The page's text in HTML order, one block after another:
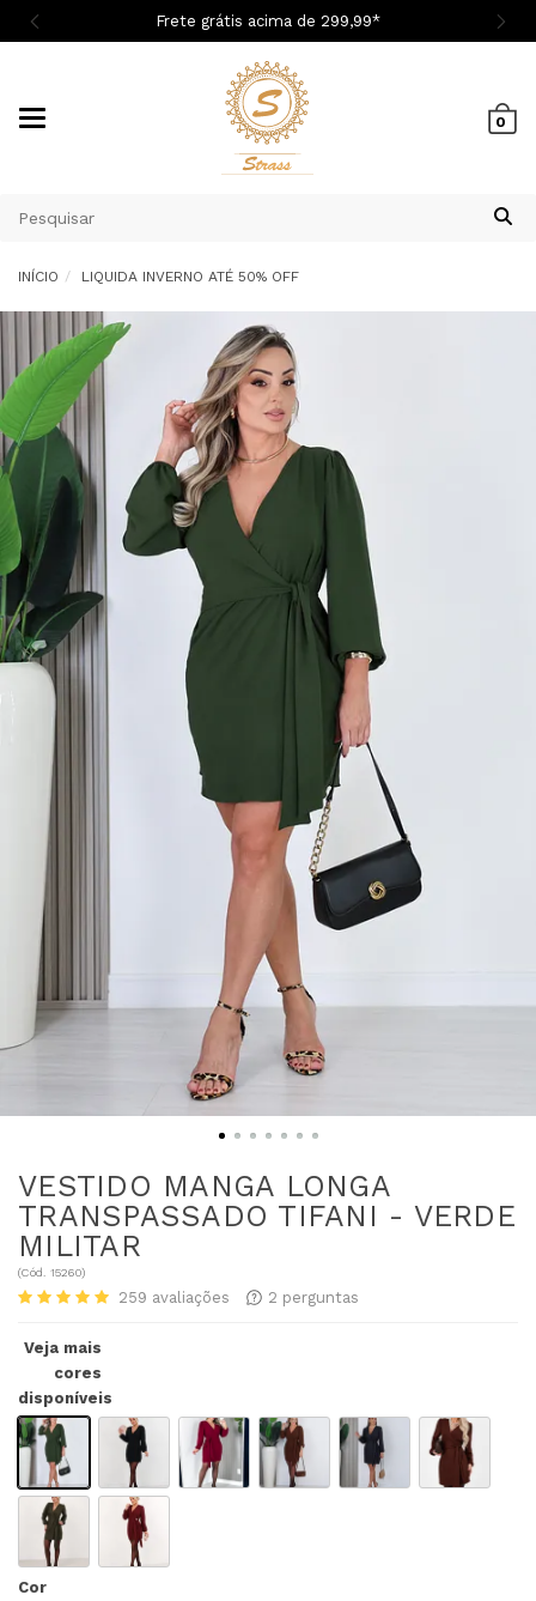
299,9 Cupom 1ª Compra
0
INÍCIO LIQUIDA INVERNO ATÉ 50% OFF
VESTIDO MANGA LONGA
TRANSPASSADO TIFANI - VERDE
MILITAR
(Cód. 15260)
259 avaliações 2 perguntas
Veja mais
cores
disponíveis
Cor